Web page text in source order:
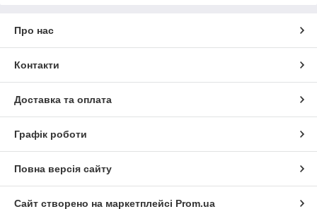
Про нас
Контакти
Доставка та оплата
Графік роботи
Повна версія сайту
Сайт створено на маркетплейсі Prom.ua